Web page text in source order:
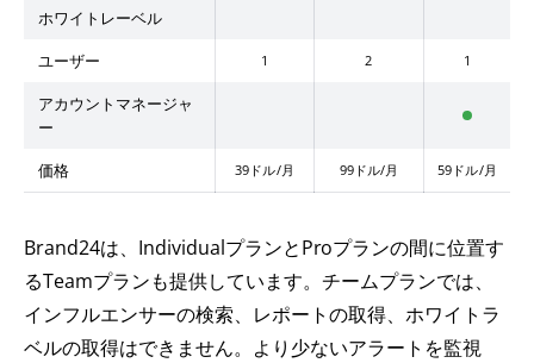
ホワイトレーベル
ユーザー
1 2 1
アカウントマネージャ
ー
価格
39ドル/月 99ドル/月 59ドル/月
Brand24は、IndividualプランとProプランの間に位置す
るTeamプランも提供しています。チームプランでは、
インフルエンサーの検索、レポートの取得、ホワイトラ
ベルの取得はできません。より少ないアラートを監視